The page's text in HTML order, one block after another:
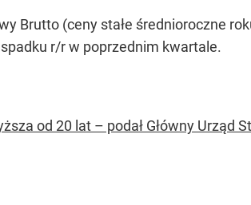
Brutto (ceny stałe średnioroczne
r/r w poprzednim kwartale.
od 20 lat – podał Główny Urząd